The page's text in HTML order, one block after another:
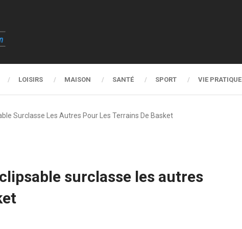
LOISIRS MAISON SANTÉ SPORT VIE PRATIQUE
Surclasse Les Autres Pour Les Terrains De Basket
surclasse les autres